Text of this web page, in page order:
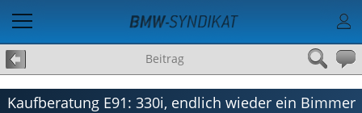
Beitrag
Kaufberatung E91: 330i, endlich wieder ein Bimmer